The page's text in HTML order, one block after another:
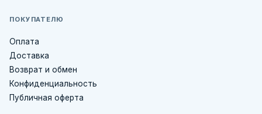
ПОКУПАТЕЛЮ
Оплата
Доставка
Возврат и обмен
Конфиденциальность
Публичная оферта